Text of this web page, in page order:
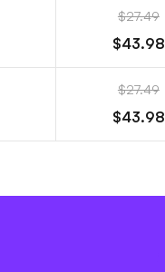
$27.49
$43.98
$27.49
$43.98